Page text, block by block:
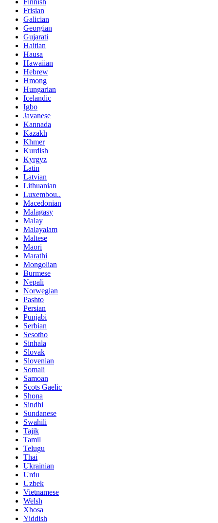
Finnish
Frisian
Galician
Georgian
Gujarati
Haitian
Hausa
Hawaiian
Hebrew
Hmong
Hungarian
Icelandic
Igbo
Javanese
Kannada
Kazakh
Khmer
Kurdish
Kyrgyz
Latin
Latvian
Lithuanian
Luxembou..
Macedonian
Malagasy
Malay
Malayalam
Maltese
Maori
Marathi
Mongolian
Burmese
Nepali
Norwegian
Pashto
Persian
Punjabi
Serbian
Sesotho
Sinhala
Slovak
Slovenian
Somali
Samoan
Scots Gaelic
Shona
Sindhi
Sundanese
Swahili
Tajik
Tamil
Telugu
Thai
Ukrainian
Urdu
Uzbek
Vietnamese
Welsh
Xhosa
Yiddish